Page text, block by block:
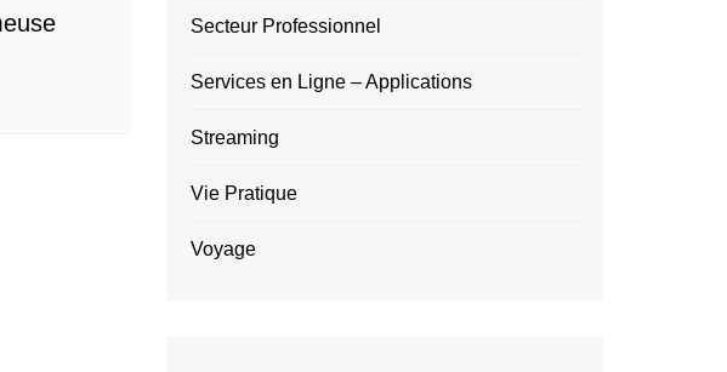
Secteur Professionnel
Services en Ligne – Applications
Streaming
Vie Pratique
Voyage